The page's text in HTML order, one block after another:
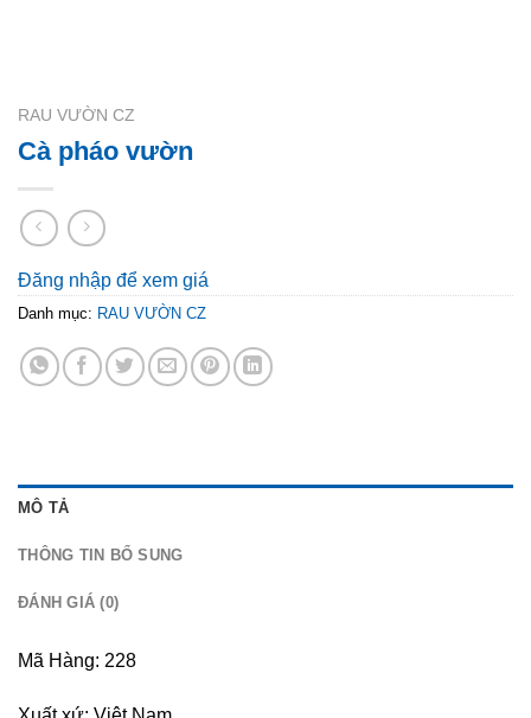
RAU VƯỜN CZ
Cà pháo vườn
Đăng nhập để xem giá
Danh mục: RAU VƯỜN CZ
MÔ TẢ
THÔNG TIN BỔ SUNG
ĐÁNH GIÁ (0)
Mã Hàng: 228